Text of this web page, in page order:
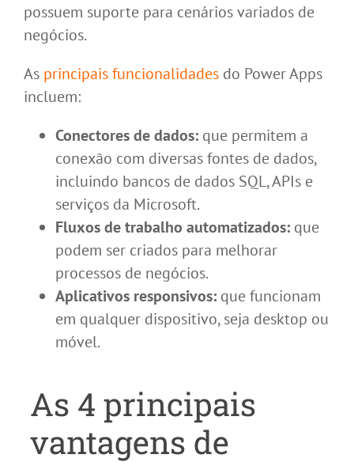
possuem suporte para cenários variados de
negócios.
As principais funcionalidadesdo Power Apps
incluem:
Conectores de dados:que permitem a
conexão com diversas fontes de dados,
incluindo bancos de dados SQL, APIs e
serviços da Microsoft.
Fluxos de trabalho automatizados:que
podem ser criados para melhorar
processos de negócios.
Aplicativos responsivos:que funcionam
em qualquer dispositivo, seja desktop ou
móvel.
As 4 principais
vantagens de